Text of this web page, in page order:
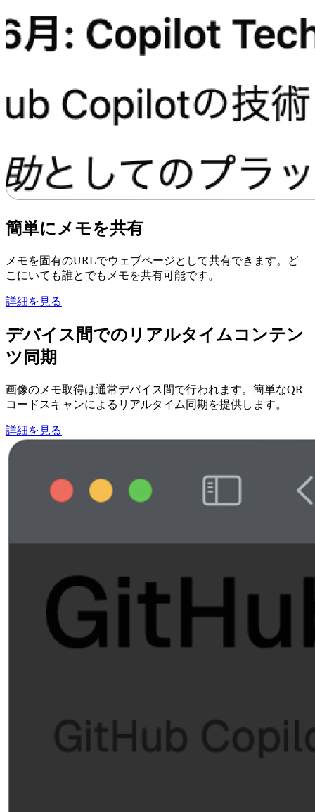
簡単にメモを共有
メモを固有のURLでウェブページとして共有できます。ど
こにいても誰とでもメモを共有可能です。
詳細を見る
デバイス間でのリアルタイムコンテン
ツ同期
画像のメモ取得は通常デバイス間で行われます。簡単なQR
コードスキャンによるリアルタイム同期を提供します。
詳細を見る